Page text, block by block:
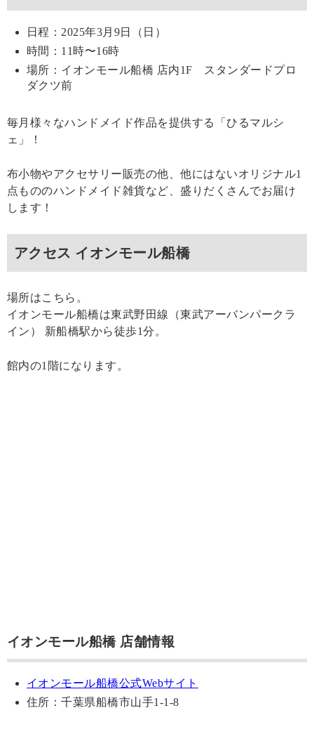
日程：2025年3月9日（日）
時間：11時〜16時
場所：イオンモール船橋 店内1F スタンダードプロ
ダクツ前
毎月様々なハンドメイド作品を提供する「ひるマルシ
ェ」！
布小物やアクセサリー販売の他、他にはないオリジナル1
点もののハンドメイド雑貨など、盛りだくさんでお届け
します！
アクセス イオンモール船橋
場所はこちら。
イオンモール船橋は東武野田線（東武アーバンパークラ
イン） 新船橋駅から徒歩1分。
館内の1階になります。
イオンモール船橋 店舗情報
イオンモール船橋公式Webサイト
住所：千葉県船橋市山手1-1-8